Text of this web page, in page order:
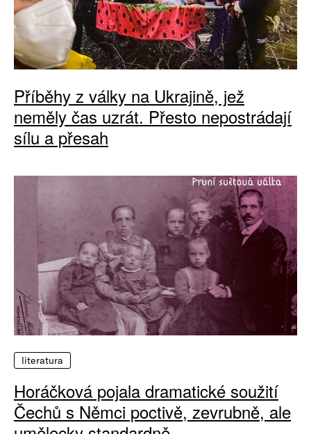
Příběhy z války na Ukrajině, jež
neměly čas uzrát. Přesto nepostrádají
sílu a přesah
literatura
Horáčková pojala dramatické soužití
Čechů s Němci poctivě, zevrubně, ale